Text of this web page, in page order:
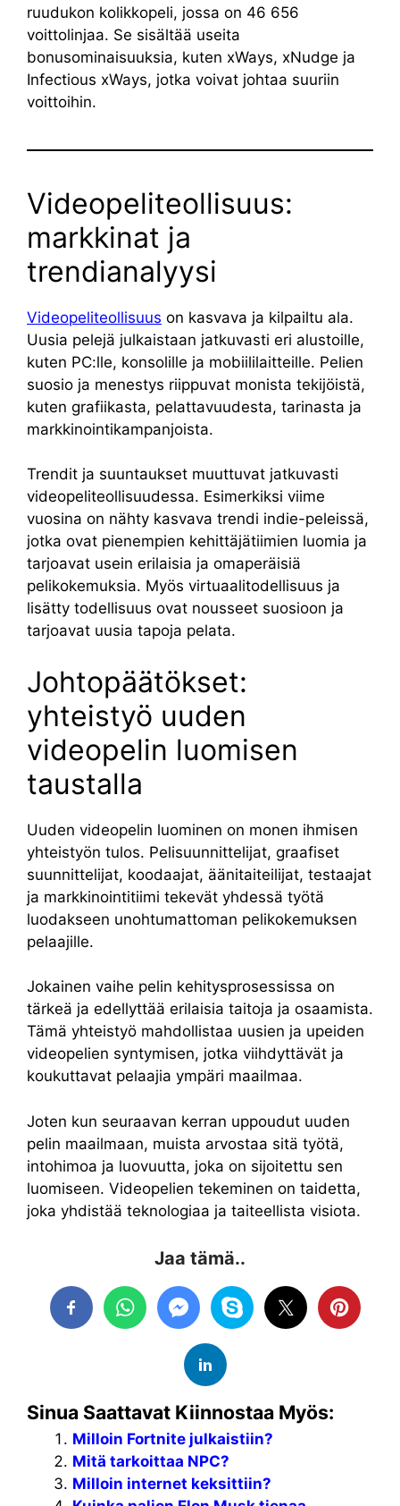
ruudukon kolikkopeli, jossa on 46 656
voittolinjaa. Se sisältää useita
bonusominaisuuksia, kuten xWays, xNudge ja
Infectious xWays, jotka voivat johtaa suuriin
voittoihin.
Videopeliteollisuus:
markkinat ja
trendianalyysi
Videopeliteollisuus on kasvava ja kilpailtu ala.
Uusia pelejä julkaistaan ​​jatkuvasti eri alustoille,
kuten PC:lle, konsolille ja mobiililaitteille. Pelien
suosio ja menestys riippuvat monista tekijöistä,
kuten grafiikasta, pelattavuudesta, tarinasta ja
markkinointikampanjoista.
Trendit ja suuntaukset muuttuvat jatkuvasti
videopeliteollisuudessa. Esimerkiksi viime
vuosina on nähty kasvava trendi indie-peleissä,
jotka ovat pienempien kehittäjätiimien luomia ja
tarjoavat usein erilaisia ​​ja omaperäisiä
pelikokemuksia. Myös virtuaalitodellisuus ja
lisätty todellisuus ovat nousseet suosioon ja
tarjoavat uusia tapoja pelata.
Johtopäätökset:
yhteistyö uuden
videopelin luomisen
taustalla
Uuden videopelin luominen on monen ihmisen
yhteistyön tulos. Pelisuunnittelijat, graafiset
suunnittelijat, koodaajat, äänitaiteilijat, testaajat
ja markkinointitiimi tekevät yhdessä työtä
luodakseen unohtumattoman pelikokemuksen
pelaajille.
Jokainen vaihe pelin kehitysprosessissa on
tärkeä ja edellyttää erilaisia ​​taitoja ja osaamista.
Tämä yhteistyö mahdollistaa uusien ja upeiden
videopelien syntymisen, jotka viihdyttävät ja
koukuttavat pelaajia ympäri maailmaa.
Joten kun seuraavan kerran uppoudut uuden
pelin maailmaan, muista arvostaa sitä työtä,
intohimoa ja luovuutta, joka on sijoitettu sen
luomiseen. Videopelien tekeminen on taidetta,
joka yhdistää teknologiaa ja taiteellista visiota.
Jaa tämä..
Sinua Saattavat Kiinnostaa Myös:
Milloin Fortnite julkaistiin?
Mitä tarkoittaa NPC?
Milloin internet keksittiin?